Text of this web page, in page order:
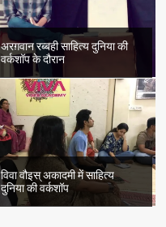
अरग़वान रब्बही साहित्य दुनिया की
वर्कशॉप के दौरान
विवा वौइस् अकादमी में साहित्य
दुनिया की वर्कशॉप